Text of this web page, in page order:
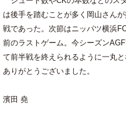
は後手を踏むことが多く岡山さん
戦であった。次節はニッパツ横浜
前のラストゲーム。今シーズン
て前半戦を終えられるように一丸
ありがとうございました。
濱田 堯